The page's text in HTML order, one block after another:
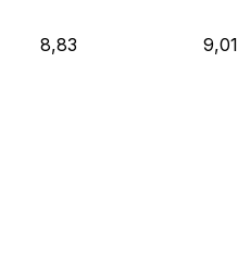
8,83 9,01